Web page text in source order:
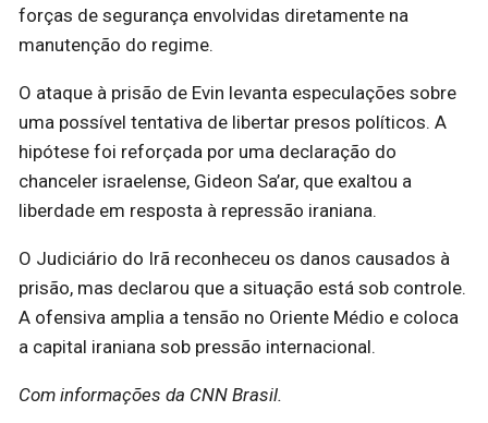
forças de segurança envolvidas diretamente na
manutenção do regime.
O ataque à prisão de Evin levanta especulações sobre
uma possível tentativa de libertar presos políticos. A
hipótese foi reforçada por uma declaração do
chanceler israelense, Gideon Sa’ar, que exaltou a
liberdade em resposta à repressão iraniana.
O Judiciário do Irã reconheceu os danos causados à
prisão, mas declarou que a situação está sob controle.
A ofensiva amplia a tensão no Oriente Médio e coloca
a capital iraniana sob pressão internacional.
Com informações da CNN Brasil.